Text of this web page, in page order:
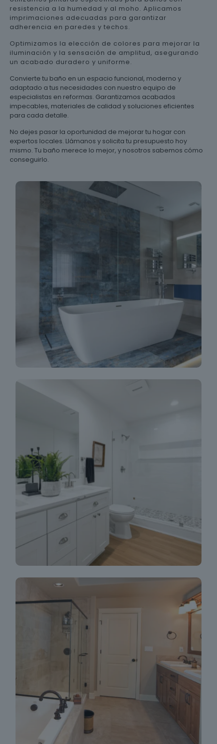
resistencia a la humedad y al moho. Aplicamos
imprimaciones adecuadas para garantizar
adherencia en paredes y techos.
Optimizamos la elección de colores para mejorar la
iluminación y la sensación de amplitud, asegurando
un acabado duradero y uniforme.
Convierte tu baño en un espacio funcional, moderno y
adaptado a tus necesidades con nuestro equipo de
especialistas en reformas. Garantizamos acabados
impecables, materiales de calidad y soluciones eficientes
para cada detalle.
No dejes pasar la oportunidad de mejorar tu hogar con
expertos locales. Llámanos y solicita tu presupuesto hoy
mismo. Tu baño merece lo mejor, y nosotros sabemos cómo
conseguirlo.